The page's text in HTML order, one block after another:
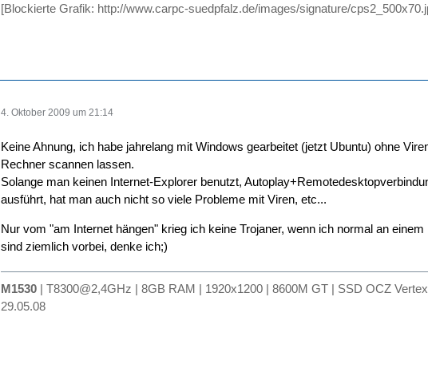
[Blockierte Grafik: http://www.carpc-suedpfalz.de/images/signature/
4. Oktober 2009 um 21:14
Keine Ahnung, ich habe jahrelang mit Windows gearbeitet (jetzt Ubuntu) ohne
Rechner scannen lassen.
Solange man keinen Internet-Explorer benutzt,
ausführt, hat man auch nicht so viele Probleme mit Viren, etc...
Nur vom "am Internet hängen" krieg ich keine Trojaner, wenn ich normal an
sind ziemlich vorbei, denke ich;)
M1530 | T8300@2,4GHz | 8GB RAM | 1920x1200 | 8600M GT | SSD OCZ
29.05.08